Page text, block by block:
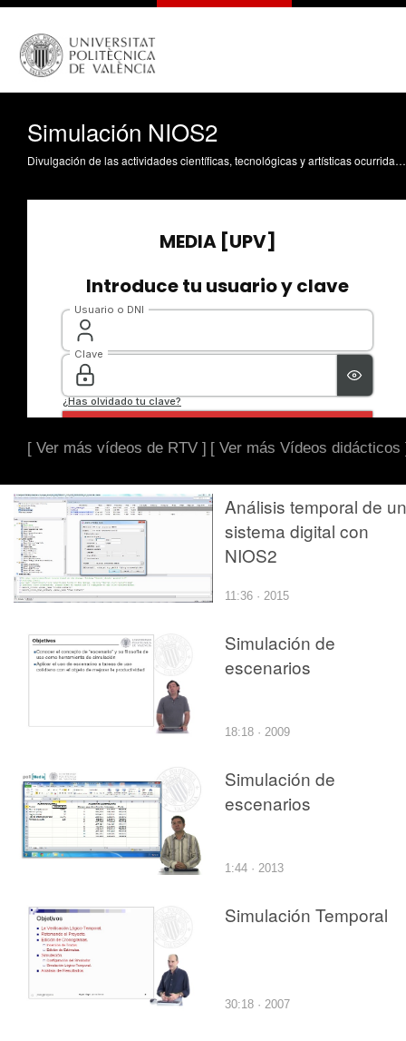
Simulación NIOS2
Divulgación de las actividades científicas, tecnológicas y artísticas ocurridas en los tres campus de la UPV
[ Ver más vídeos de RTV ] [ Ver más Vídeos didácticos
Análisis temporal de un
sistema digital con
NIOS2
11:36 · 2015
Simulación de
escenarios
18:18 · 2009
Simulación de
escenarios
1:44 · 2013
Simulación Temporal
30:18 · 2007